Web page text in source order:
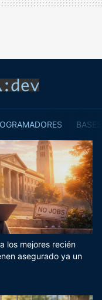
los mejores recién
asegurado ya un